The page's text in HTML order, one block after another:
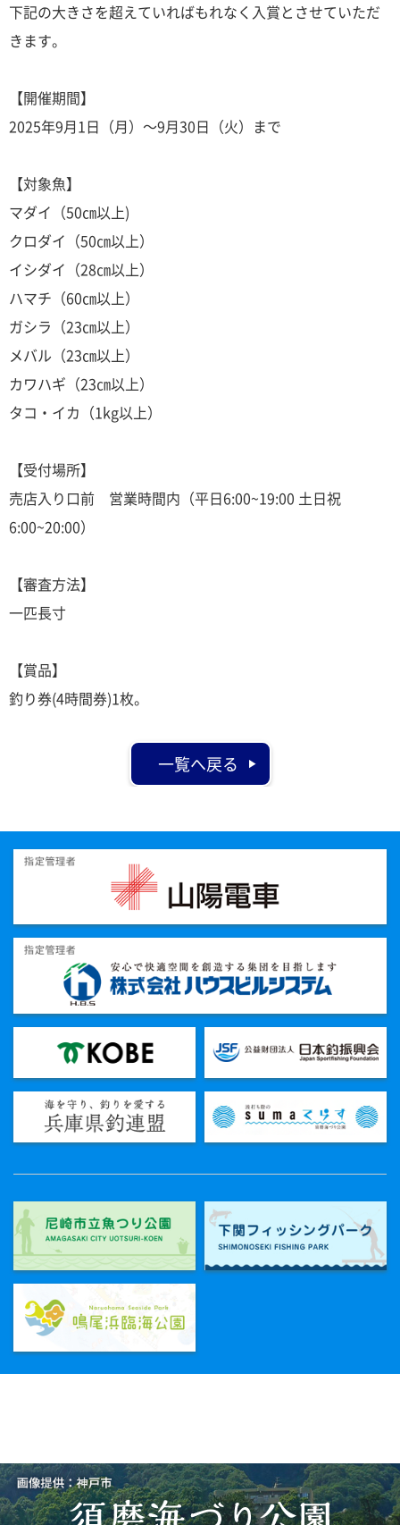
下記の大きさを超えていればもれなく入賞とさせていただ
きます。
【開催期間】
2025年9月1日（月）～9月30日（火）まで
【対象魚】
マダイ（50㎝以上)
クロダイ（50㎝以上）
イシダイ（28㎝以上）
ハマチ（60㎝以上）
ガシラ（23㎝以上）
メバル（23㎝以上）
カワハギ（23㎝以上）
タコ・イカ（1kg以上）
【受付場所】
売店入り口前 営業時間内（平日6:00~19:00 土日祝
6:00~20:00）
【審査方法】
一匹長寸
【賞品】
釣り券(4時間券)1枚。
一覧へ戻る